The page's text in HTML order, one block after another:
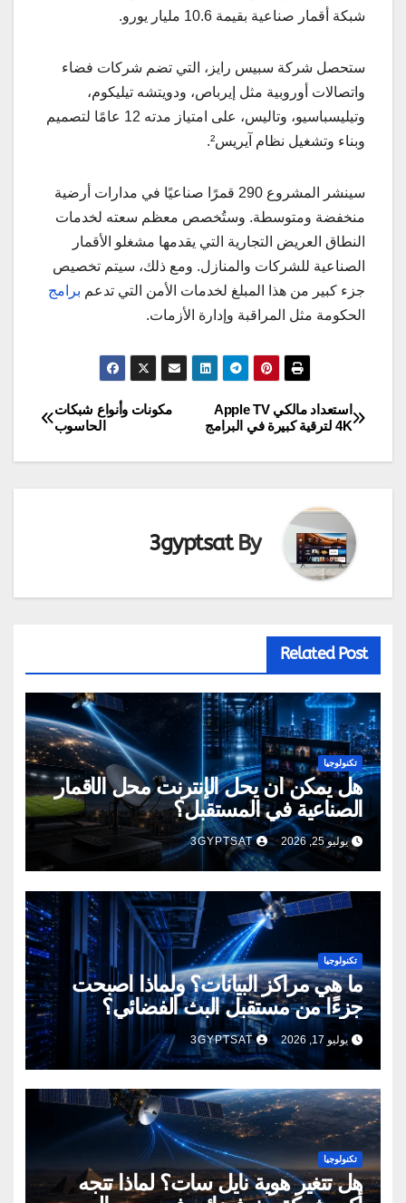
شبكة أقمار صناعية بقيمة 10.6 مليار يورو.
ستحصل شركة سبيس رايز، التي تضم شركات فضاء
واتصالات أوروبية مثل إيرباص، ودويتشه تيليكوم،
وتيليسباسيو، وتاليس، على امتياز مدته 12 عامًا لتصميم
وبناء وتشغيل نظام آيريس².
سينشر المشروع 290 ​​قمرًا صناعيًا في مدارات أرضية
منخفضة ومتوسطة. وستُخصص معظم سعته لخدمات
النطاق العريض التجارية التي يقدمها مشغلو الأقمار
الصناعية للشركات والمنازل. ومع ذلك، سيتم تخصيص
جزء كبير من هذا المبلغ لخدمات الأمن التي تدعم برامج
الحكومة مثل المراقبة وإدارة الأزمات.
تصفّح
المقالات
مكونات وأنواع شبكات
الحاسوب
استعداد مالكي Apple TV
4K لترقية كبيرة في البرامج
By
3gyptsat
Related Post
تكنولوجيا
هل يمكن أن يحل الإنترنت محل الأقمار
الصناعية في المستقبل؟
يوليو 25, 2026 3GYPTSAT
تكنولوجيا
ما هي مراكز البيانات؟ ولماذا أصبحت
جزءًا من مستقبل البث الفضائي؟
يوليو 17, 2026 3GYPTSAT
تكنولوجيا
هل تتغير هوية نايل سات؟ لماذا تتجه